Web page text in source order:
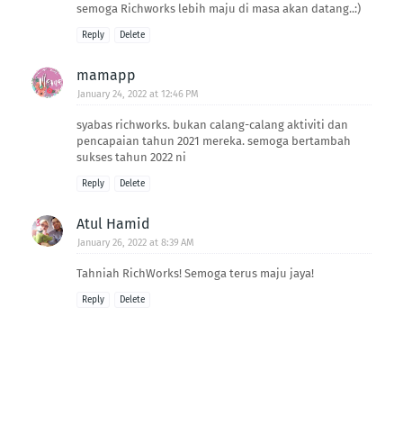
semoga Richworks lebih maju di masa akan datang..:)
Reply Delete
mamapp
January 24, 2022 at 12:46 PM
syabas richworks. bukan calang-calang aktiviti dan
pencapaian tahun 2021 mereka. semoga bertambah
sukses tahun 2022 ni
Reply Delete
Atul Hamid
January 26, 2022 at 8:39 AM
Tahniah RichWorks! Semoga terus maju jaya!
Reply Delete